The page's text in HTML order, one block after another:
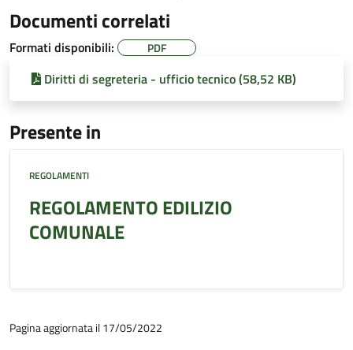
Documenti correlati
Formati disponibili: PDF
Diritti di segreteria - ufficio tecnico (58,52 KB)
Presente in
REGOLAMENTI
REGOLAMENTO EDILIZIO
COMUNALE
Pagina aggiornata il 17/05/2022